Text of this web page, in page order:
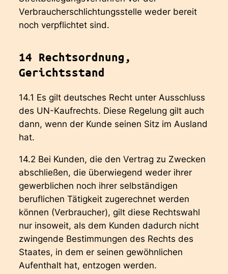
Verbraucherschlichtungsstelle weder bereit
noch verpflichtet sind.
14 Rechtsordnung,
Gerichtsstand
14.1 Es gilt deutsches Recht unter Ausschluss
des UN-Kaufrechts. Diese Regelung gilt auch
dann, wenn der Kunde seinen Sitz im Ausland
hat.
14.2 Bei Kunden, die den Vertrag zu Zwecken
abschließen, die überwiegend weder ihrer
gewerblichen noch ihrer selbständigen
beruflichen Tätigkeit zugerechnet werden
können (Verbraucher), gilt diese Rechtswahl
nur insoweit, als dem Kunden dadurch nicht
zwingende Bestimmungen des Rechts des
Staates, in dem er seinen gewöhnlichen
Aufenthalt hat, entzogen werden.